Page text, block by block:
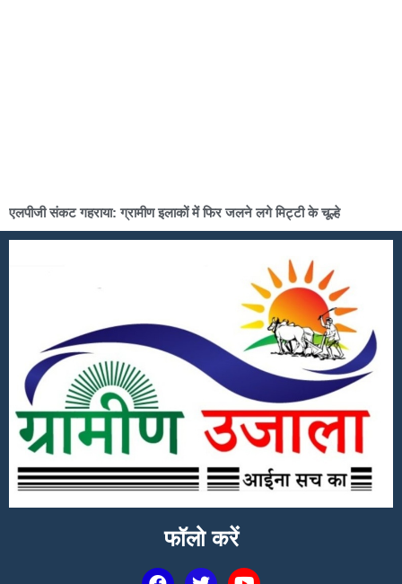
एलपीजी संकट गहराया: ग्रामीण इलाकों में फिर जलने लगे मिट्टी के चूल्हे
फॉलो करें